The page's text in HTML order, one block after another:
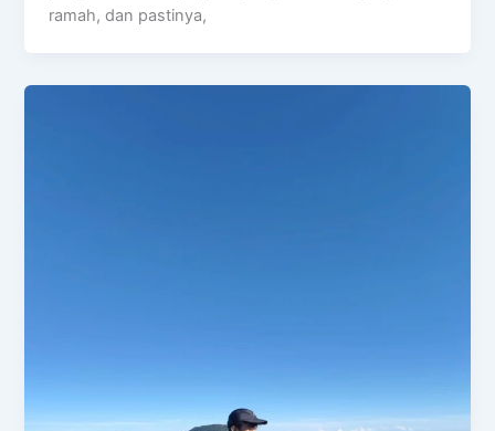
ramah, dan pastinya,